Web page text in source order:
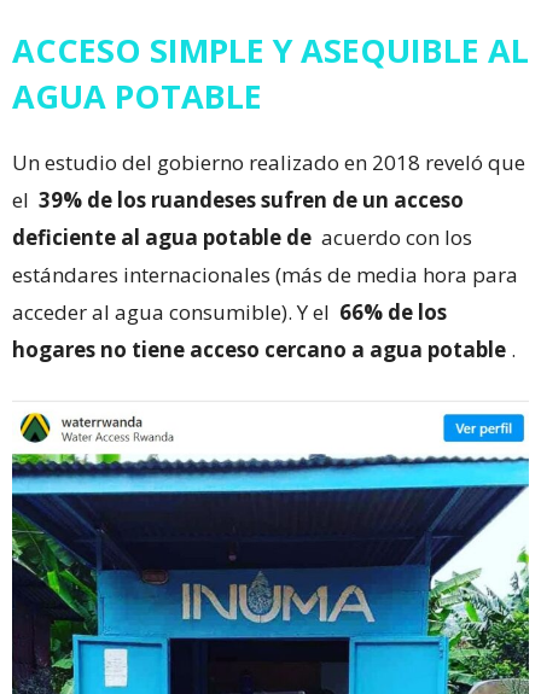
ACCESO SIMPLE Y ASEQUIBLE AL
AGUA POTABLE
Un estudio del gobierno realizado en 2018 reveló que
el 39% de los ruandeses sufren de un acceso
deficiente al agua potable de acuerdo con los
estándares internacionales (más de media hora para
acceder al agua consumible). Y el 66% de los
hogares no tiene acceso cercano a agua potable .